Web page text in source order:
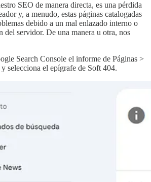
SEO de manera directa, es una pérdida
y, a menudo, estas páginas catalogadas
debido a un mal enlazado interno o
del servidor. De una manera u otra, nos
Search Console el informe de Páginas >
selecciona el epígrafe de Soft 404.